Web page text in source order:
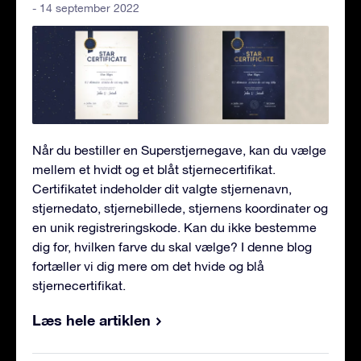
- 14 september 2022
Når du bestiller en Superstjernegave, kan du vælge
mellem et hvidt og et blåt stjernecertifikat.
Certifikatet indeholder dit valgte stjernenavn,
stjernedato, stjernebillede, stjernens koordinater og
en unik registreringskode. Kan du ikke bestemme
dig for, hvilken farve du skal vælge? I denne blog
fortæller vi dig mere om det hvide og blå
stjernecertifikat.
Læs hele artiklen